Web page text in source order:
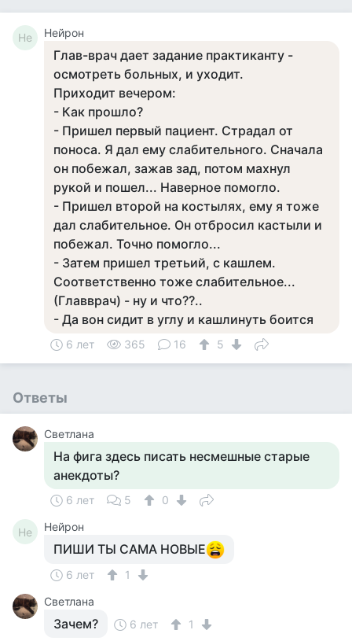
Не Нейрон
Глав-врач дает задание практиканту -
осмотреть больных, и уходит.
Приходит вечером:
- Как прошло?
- Пришел первый пациент. Страдал от
поноса. Я дал ему слабительного. Сначала
он побежал, зажав зад, потом махнул
рукой и пошел... Наверное помогло.
- Пришел второй на костылях, ему я тоже
дал слабительное. Он отбросил кастыли и
побежал. Точно помогло...
- Затем пришел третьий, с кашлем.
Соответственно тоже слабительное...
(Главврач) - ну и что??..
- Да вон сидит в углу и кашлинуть боится
6 лет 365 16 5
Ответы
Светлана
На фига здесь писать несмешные старые
анекдоты?
6 лет 5 0
Не Нейрон
ПИШИ ТЫ САМА НОВЫЕ
6 лет
1
Светлана
Зачем? 6 лет 1